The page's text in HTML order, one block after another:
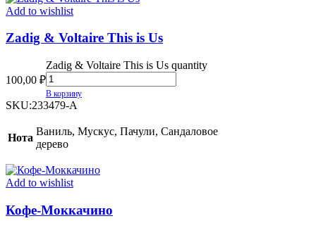
Add to wishlist
Zadig & Voltaire This is Us
100,00 ₽
Zadig & Voltaire This is Us quantity
В корзину
SKU:233479-A
Нота
Ваниль, Мускус, Пачули, Сандаловое
дерево
Add to wishlist
Кофе-Моккачино